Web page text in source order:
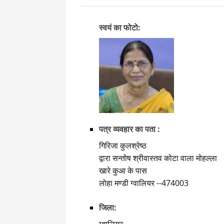
स्वयं का फोटो:
पत्र व्यवहार का पता :
गिरिजा कुलश्रेष्ठ
द्वारा सन्तोष श्रीवास्तव कोटा वाला मोहल्ला
खारे कुआ के पास
लोहा मण्डी ग्वालियर --474003
जिला: